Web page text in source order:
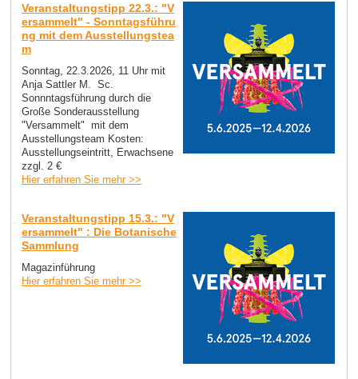
Veranstaltungstipp 22.3.: "V
ersammelt" - Sonntagsführu
ng mit dem Ausstellungstea
m
Sonntag, 22.3.2026, 11 Uhr mit
Anja Sattler M. Sc.
Sonnntagsführung durch die
Große Sonderausstellung
"Versammelt" mit dem
Ausstellungsteam Kosten:
Ausstellungseintritt, Erwachsene
zzgl. 2 €
Hier erfahren Sie mehr >>
Veranstaltungstipp 15.3.: "V
ersammelt" : Die Botanische
Sammlung
Magazinführung
Hier erfahren Sie mehr >>